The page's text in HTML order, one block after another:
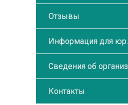
Отзывы
Информация для
Сведения об
Контакты